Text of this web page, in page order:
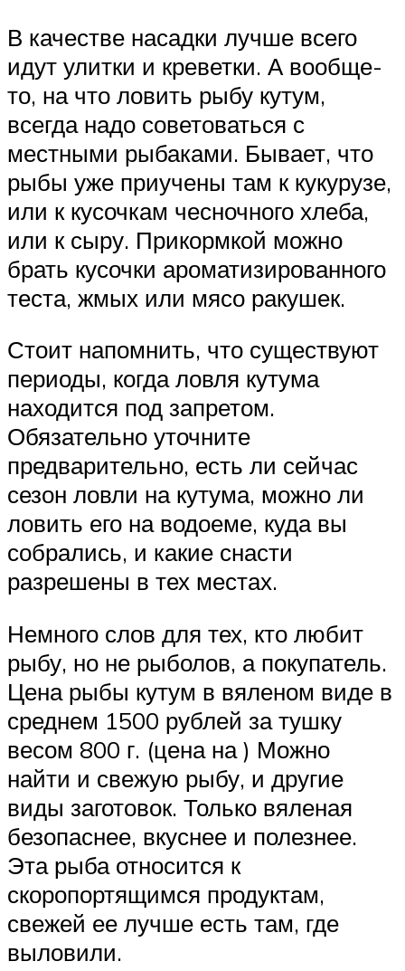
В качестве насадки лучше всего
идут улитки и креветки. А вообще-
то, на что ловить рыбу кутум,
всегда надо советоваться с
местными рыбаками. Бывает, что
рыбы уже приучены там к кукурузе,
или к кусочкам чесночного хлеба,
или к сыру. Прикормкой можно
брать кусочки ароматизированного
теста, жмых или мясо ракушек.
Стоит напомнить, что существуют
периоды, когда ловля кутума
находится под запретом.
Обязательно уточните
предварительно, есть ли сейчас
сезон ловли на кутума, можно ли
ловить его на водоеме, куда вы
собрались, и какие снасти
разрешены в тех местах.
Немного слов для тех, кто любит
рыбу, но не рыболов, а покупатель.
Цена рыбы кутум в вяленом виде в
среднем 1500 рублей за тушку
весом 800 г. (цена на ) Можно
найти и свежую рыбу, и другие
виды заготовок. Только вяленая
безопаснее, вкуснее и полезнее.
Эта рыба относится к
скоропортящимся продуктам,
свежей ее лучше есть там, где
выловили.